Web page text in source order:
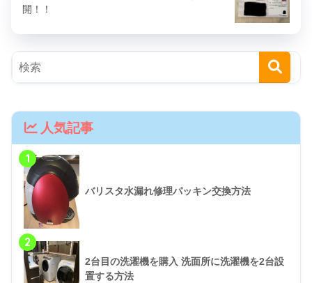
開！！
人気記事
1
バリスタ水漏れ修理パッキン交換方法
2
2台目の洗濯機を購入 洗面所に洗濯機を2台設
置する方法